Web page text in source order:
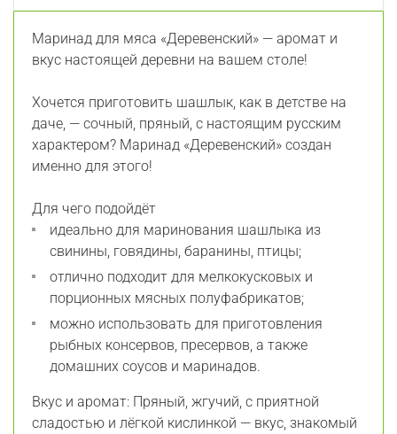
Маринад для мяса «Деревенский» — аромат и
вкус настоящей деревни на вашем столе!
Хочется приготовить шашлык, как в детстве на
даче, — сочный, пряный, с настоящим русским
характером? Маринад «Деревенский» создан
именно для этого!
Для чего подойдёт
идеально для маринования шашлыка из
свинины, говядины, баранины, птицы;
отлично подходит для мелкокусковых и
порционных мясных полуфабрикатов;
можно использовать для приготовления
рыбных консервов, пресервов, а также
домашних соусов и маринадов.
Вкус и аромат: Пряный, жгучий, с приятной
сладостью и лёгкой кислинкой — вкус, знакомый